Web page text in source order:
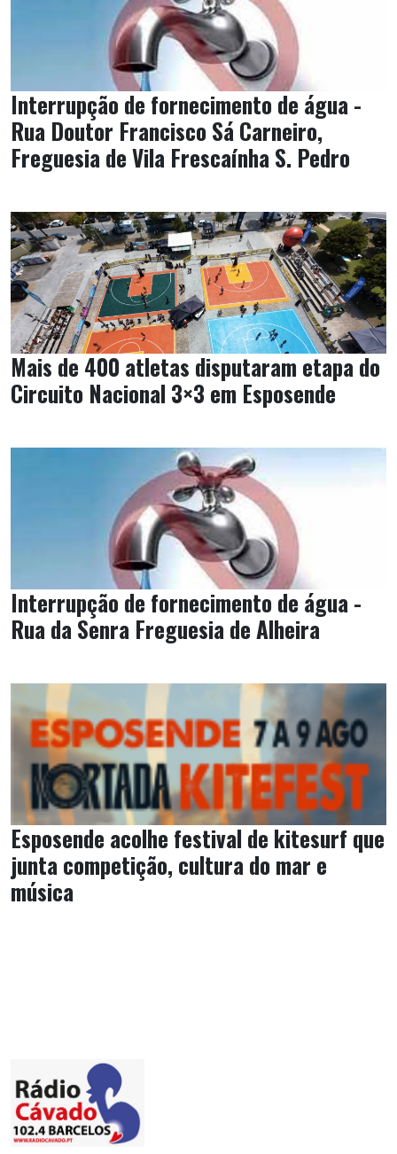
Interrupção de fornecimento de água -
Rua Doutor Francisco Sá Carneiro,
Freguesia de Vila Frescaínha S. Pedro
Mais de 400 atletas disputaram etapa do
Circuito Nacional 3×3 em Esposende
Interrupção de fornecimento de água -
Rua da Senra Freguesia de Alheira
Esposende acolhe festival de kitesurf que
junta competição, cultura do mar e
música